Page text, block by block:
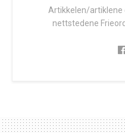
Artikkelen/artiklene
nettstedene